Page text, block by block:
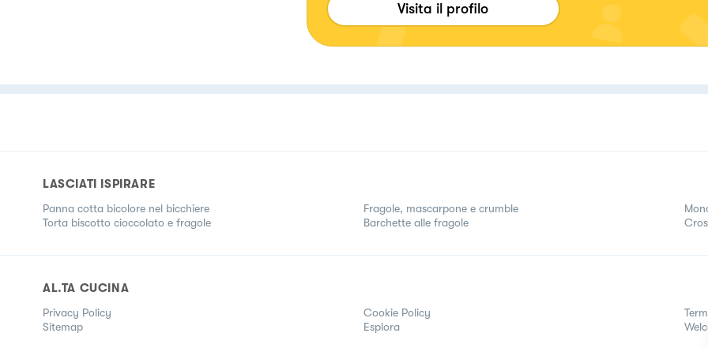
Visita il profilo
LASCIATI ISPIRARE
Panna cotta bicolore nel bicchiere
Torta biscotto cioccolato e fragole
Fragole, mascarpone e crumble
Barchette alle fragole
AL.TA CUCINA
Privacy Policy Cookie Policy
Sitemap
Esplora